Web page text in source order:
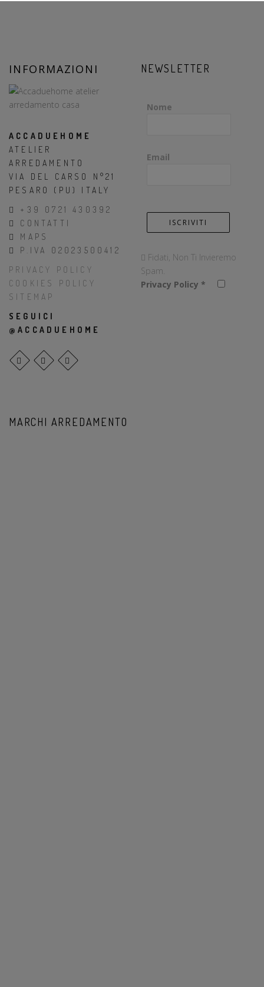
INFORMAZIONI
ACCADUEHOME
ATELIER
ARREDAMENTO
VIA DEL CARSO N°21
PESARO (PU) ITALY
+39 0721 430392
CONTATTI
MAPS
P.IVA 02023500412
PRIVACY POLICY
COOKIES POLICY
SITEMAP
SEGUICI
@ACCADUEHOME
NEWSLETTER
Nome
Email
Fidati, Non Ti Invieremo
Spam.
Privacy Policy *
MARCHI ARREDAMENTO